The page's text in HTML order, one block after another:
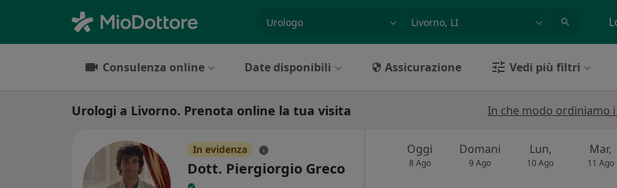
Consulenza online Date disponibili Assicurazione Vedi più filtri
Urologi a Livorno. Prenota online la tua visita In che modo ordiniamo
In evidenza
Dott. Piergiorgio Greco
Oggi
8 Ago
Domani
9 Ago
Lun,
10 Ago
Mar,
11 Ago